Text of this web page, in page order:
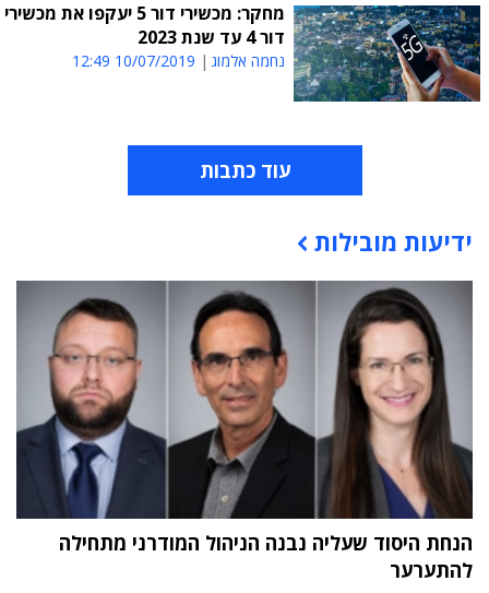
מחקר: מכשירי דור 5 יעקפו את מכשירי
דור 4 עד שנת 2023
נחמה אלמוג 10/07/2019 12:49
עוד כתבות
תוכן פרסומי
ידיעות מובילות
הנחת היסוד שעליה נבנה הניהול המודרני מתחילה
להתערער